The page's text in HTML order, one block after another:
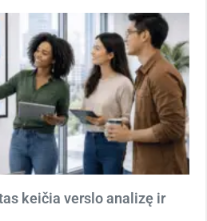
keičia verslo analizę ir